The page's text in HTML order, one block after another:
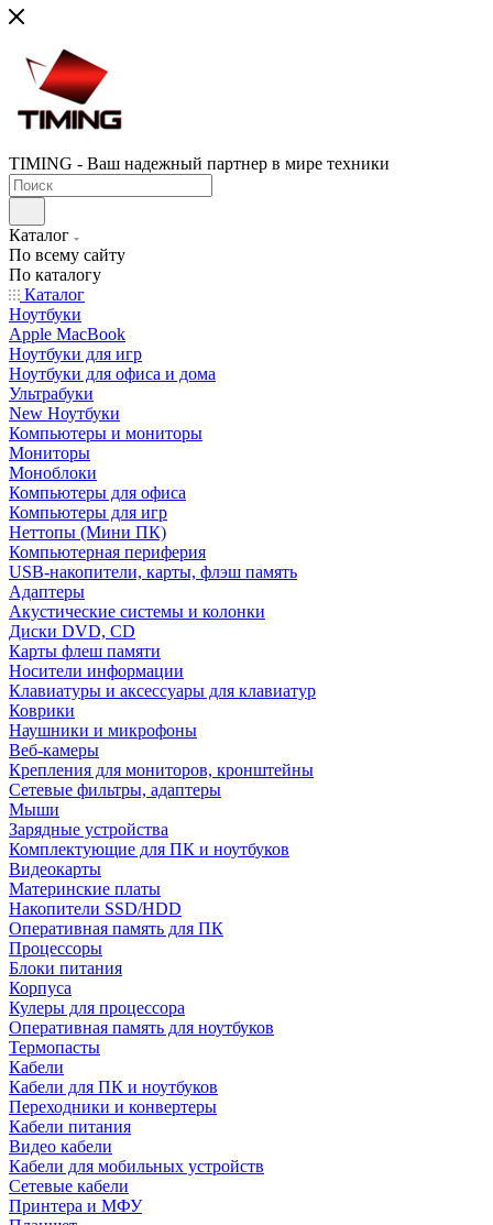
TIMING - Ваш надежный партнер в мире техники
Каталог
По всему сайту
По каталогу
Каталог
Ноутбуки
Apple MacBook
Ноутбуки для игр
Ноутбуки для офиса и дома
Ультрабуки
New Ноутбуки
Компьютеры и мониторы
Мониторы
Моноблоки
Компьютеры для офиса
Компьютеры для игр
Неттопы (Мини ПК)
Компьютерная периферия
USB-накопители, карты, флэш память
Адаптеры
Акустические системы и колонки
Диски DVD, CD
Карты флеш памяти
Носители информации
Клавиатуры и аксессуары для клавиатур
Коврики
Наушники и микрофоны
Веб-камеры
Крепления для мониторов, кронштейны
Сетевые фильтры, адаптеры
Мыши
Зарядные устройства
Комплектующие для ПК и ноутбуков
Видеокарты
Материнские платы
Накопители SSD/HDD
Оперативная память для ПК
Процессоры
Блоки питания
Корпуса
Кулеры для процессора
Оперативная память для ноутбуков
Термопасты
Кабели
Кабели для ПК и ноутбуков
Переходники и конвертеры
Кабели питания
Видео кабели
Кабели для мобильных устройств
Сетевые кабели
Принтера и МФУ